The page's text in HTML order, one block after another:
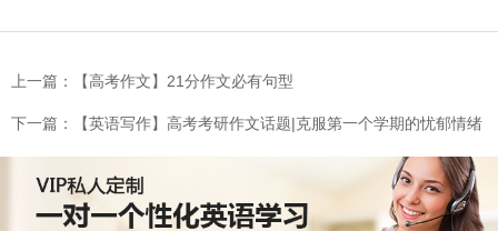
上一篇：【高考作文】21分作文必有句型
下一篇：【英语写作】高考考研作文话题|克服第一个学期的忧郁情绪